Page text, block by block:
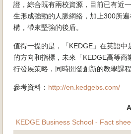
證，綜合既有兩校資源，目前已有近
生形成強勁的人脈網絡，加上300所
構，帶來堅強的後盾。
值得一提的是，「KEDGE」在英語
的方向和指標，未來「KEDGE高等
行發展策略，同時開發創新的教學課
參考資料： http://en.kedgebs.com/
KEDGE Business School - Fact